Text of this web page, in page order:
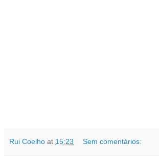
Rui Coelho at 15:23 Sem comentários: